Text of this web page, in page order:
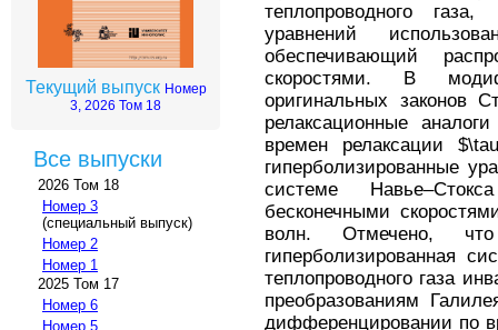
Текущий выпуск Номер
3, 2026 Том 18
Все выпуски
2026 Том 18
Номер 3
(специальный выпуск)
Номер 2
Номер 1
2025 Том 17
Номер 6
Номер 5
теплопроводного
уравнений
обеспечивающий
скоростями. В
оригинальных законов
релаксационные
времен релаксации
гиперболизированные
системе
бесконечными
волн. Отмечено,
гиперболизированная
теплопроводного газа
преобразованиям
дифференцировании по